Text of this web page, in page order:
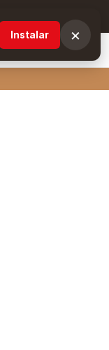
Instalar ×